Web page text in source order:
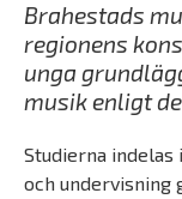
Brahestads
regionens
unga
musik enligt
Studierna
och undervisning